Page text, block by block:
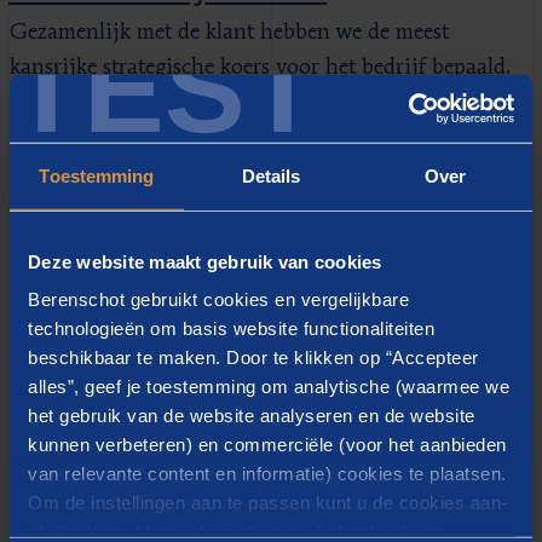
TEST
Toestemming Details Over
Deze website maakt gebruik van cookies
Berenschot gebruikt cookies en vergelijkbare
technologieën om basis website functionaliteiten
beschikbaar te maken. Door te klikken op “Accepteer
alles”, geef je toestemming om analytische (waarmee we
het gebruik van de website analyseren en de website
kunnen verbeteren) en commerciële (voor het aanbieden
van relevante content en informatie) cookies te plaatsen.
Om de instellingen aan te passen kunt u de cookies aan-
Gezamenlijk met de klant hebben we de meest
kansrijke strategische koers voor het bedrijf bepaald.
Dit heeft enerzijds geresulteerd in een scherpe
afbakening van het gewenste productportfolio en
noodzakelijke expansie naar het buitenland.
Anderzijds is er draagvlak, energie en eigenaarschap
strategische koers en de daadwerkelijke uitvoering
daarvan.
Blijf op de hoogte met onze